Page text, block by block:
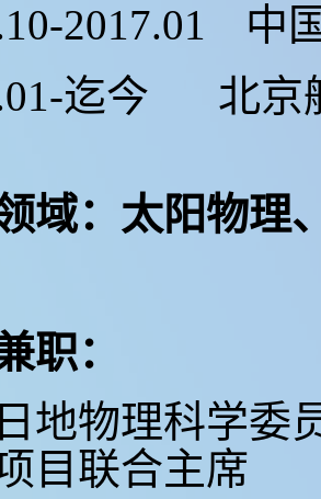
2017.01
中
迄今
北京
域：太阳物理
职：
地物理科学委
目联合主席